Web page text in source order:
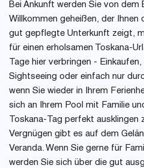
Bei Ankunft werden Sie von dem
Willkommen geheißen, der Ihnen
gut gepflegte Unterkunft zeigt,
für einen erholsamen Toskana-
Tage hier verbringen -
Sightseeing oder einfach nur
wenn Sie wieder in Ihrem
sich an Ihrem Pool mit Familie
Toskana-Tag perfekt ausklingen
Vergnügen gibt es auf dem
Veranda. Wenn Sie gerne für
werden Sie sich über die gut